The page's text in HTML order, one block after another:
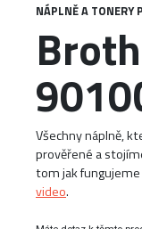
NÁPLNĚ A TONERY
Všechny náplně,
prověřené a
tom jak
video.